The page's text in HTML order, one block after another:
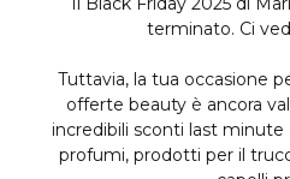
terminato. Ci
Tuttavia, la tua occasione
offerte beauty è ancora
incredibili sconti last
profumi, prodotti per il